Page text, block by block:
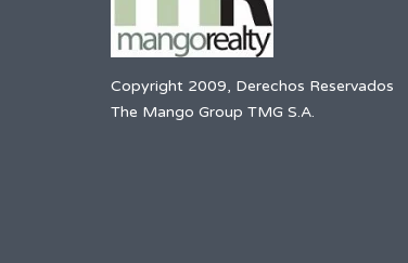
Copyright 2009, Derechos Reservados
The Mango Group TMG S.A.